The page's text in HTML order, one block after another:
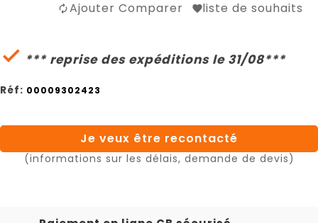
Ajouter Comparer liste de souhaits
 *** reprise des expéditions le 31/08***
Réf: 00009302423
Je veux être recontacté
(informations sur les délais, demande de devis)